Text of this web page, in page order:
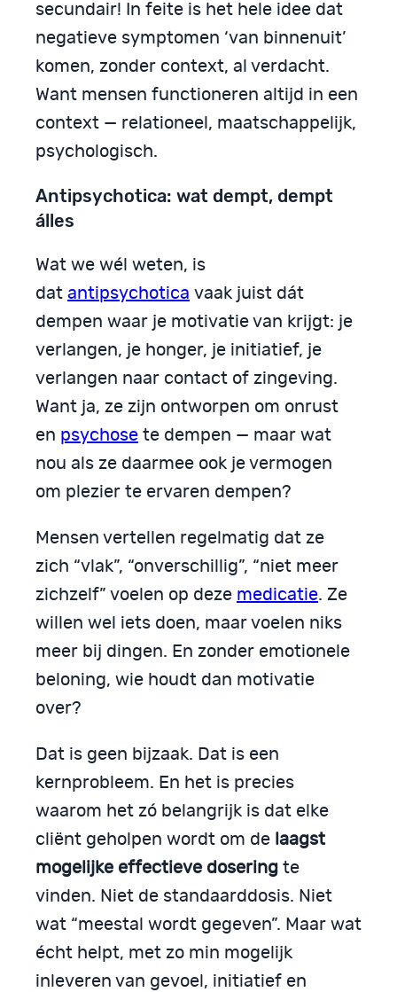
secundair! In feite is het hele idee dat
negatieve symptomen ‘van binnenuit’
komen, zonder context, al verdacht.
Want mensen functioneren altijd in een
context — relationeel, maatschappelijk,
psychologisch.
Antipsychotica: wat dempt, dempt
álles
Wat we wél weten, is
dat antipsychotica vaak juist dát
dempen waar je motivatie van krijgt: je
verlangen, je honger, je initiatief, je
verlangen naar contact of zingeving.
Want ja, ze zijn ontworpen om onrust
en psychose te dempen — maar wat
nou als ze daarmee ook je vermogen
om plezier te ervaren dempen?
Mensen vertellen regelmatig dat ze
zich “vlak”, “onverschillig”, “niet meer
zichzelf” voelen op deze medicatie. Ze
willen wel iets doen, maar voelen niks
meer bij dingen. En zonder emotionele
beloning, wie houdt dan motivatie
over?
Dat is geen bijzaak. Dat is een
kernprobleem. En het is precies
waarom het zó belangrijk is dat elke
cliënt geholpen wordt om de laagst
mogelijke effectieve dosering te
vinden. Niet de standaarddosis. Niet
wat “meestal wordt gegeven”. Maar wat
écht helpt, met zo min mogelijk
inleveren van gevoel, initiatief en